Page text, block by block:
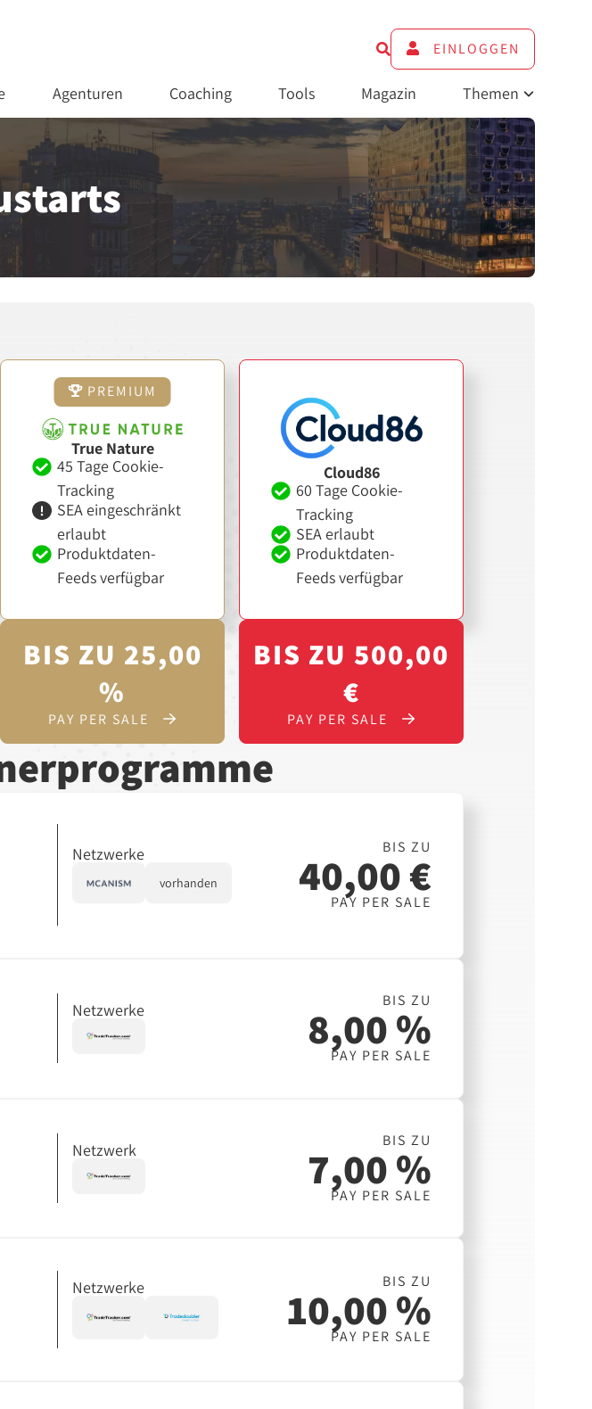
EINLOGGEN
Agenturen Coaching Tools Magazin Themen
PREMIUM
True Nature
45 Tage Cookie-
Tracking
SEA eingeschränkt
erlaubt
Produktdaten-
Feeds verfügbar
BIS ZU 25,00
%
PAY PER SALE
Cloud86
60 Tage Cookie-
Tracking
SEA erlaubt
Produktdaten-
Feeds verfügbar
BIS ZU 500,00
€
PAY PER SALE
Netzwerke
vorhanden
BIS ZU
40,00 €
PAY PER SALE
Netzwerke BIS ZU
8,00 %
PAY PER SALE
Netzwerk BIS ZU
7,00 %
PAY PER SALE
Netzwerke BIS ZU
10,00 %
PAY PER SALE